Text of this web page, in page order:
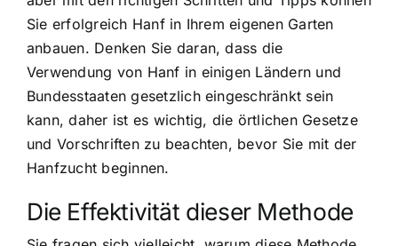
Sie erfolgreich Hanf in Ihrem eigenen Garten
anbauen. Denken Sie daran, dass die
Verwendung von Hanf in einigen Ländern und
Bundesstaaten gesetzlich eingeschränkt sein
kann, daher ist es wichtig, die örtlichen Gesetze
und Vorschriften zu beachten, bevor Sie mit der
Hanfzucht beginnen.
Die Effektivität dieser Methode